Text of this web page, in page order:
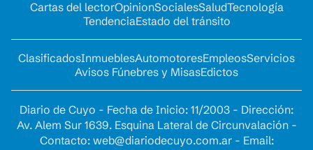
Cartas del lectorOpinionSocialesSaludTecnología
TendenciaEstado del tránsito
ClasificadosInmueblesAutomotoresEmpleosServicios
Avisos Fúnebres y MisasEdictos
Diario de Cuyo - Fecha de Inicio: 11/2003 - Dirección:
Av. Alem Sur 1639. Esquina Lateral de Circunvalación -
Contacto: web@diariodecuyo.com.ar- Email: